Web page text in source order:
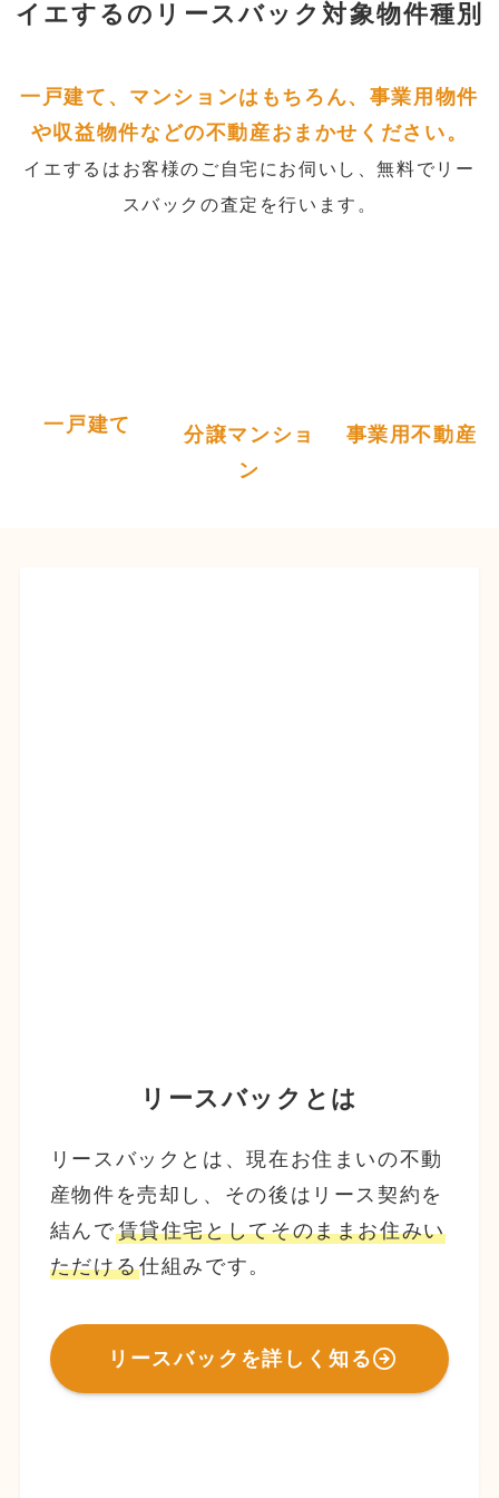
イエするの リースバック対象物件種別
一戸建て、マンションはもちろん、事業用物件
や収益物件などの不動産おまかせください。
イエするはお客様のご自宅にお伺いし、無料でリー
スバックの査定を行います。
一戸建て
分譲マンショ
ン
事業用不動産
リースバックとは
リースバックとは、現在お住まいの不動
産物件を売却し、その後はリース契約を
結んで賃貸住宅としてそのままお住みい
ただける仕組みです。
リースバックを詳しく知る